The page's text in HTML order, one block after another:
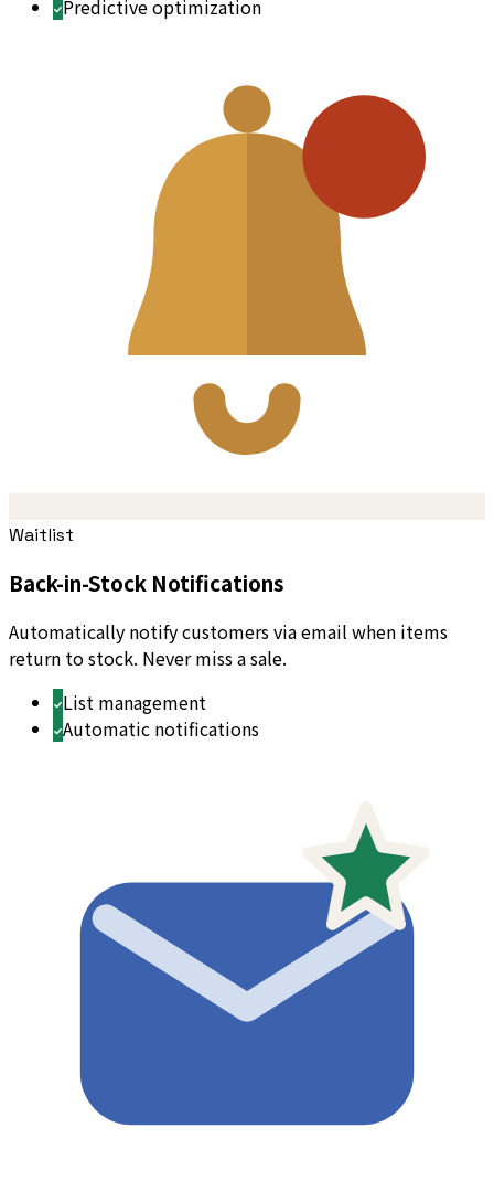
Predictive optimization
Waitlist
Back-in-Stock Notifications
Automatically notify customers via email when items
return to stock. Never miss a sale.
List management
Automatic notifications